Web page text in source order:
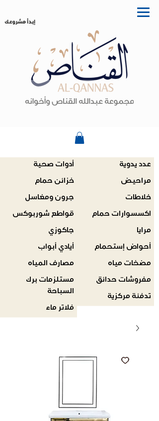
إبدأ مشروعك
أدوات صحية
خزائن حمام
جرون ومغاسل
قواطع شوربوكس
جاكوزي
أيادي أبواب
مصارف المياه
مستلزمات برك
السباحة
فلاتر ماء
عدد يدوية
مراحيض
خلاطات
اكسسوارات حمام
مرايا
أحواض إستحمام
مضخات مياه
مفروشات حدائق
تدفئة مركزية